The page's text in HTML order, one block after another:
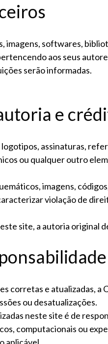
imagens, softwares,
aos seus
serão informadas.
e
assinaturas,
ou qualquer outro
imagens,
violação de
site, a autoria original
corretas e atualizadas,
ou desatualizações.
neste site é de
computacionais ou